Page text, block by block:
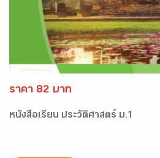
ราคา 82 บาท
หนังสือเรียน ประวัติศาสตร์ ม.1